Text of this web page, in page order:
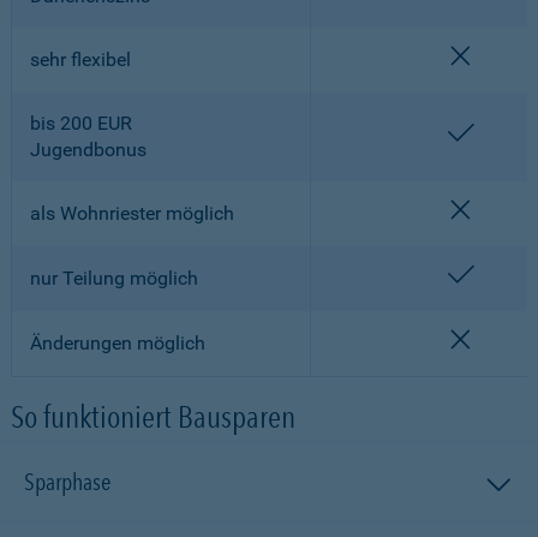
sehr flexibel
bis 200 EUR
Jugendbonus
als Wohnriester möglich
nur Teilung möglich
Änderungen möglich
So funktioniert Bausparen
Sparphase